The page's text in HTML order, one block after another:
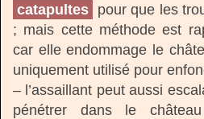
catapultes pour que les
; mais cette méthode est
car elle endommage le
uniquement utilisé pour
– l’assaillant peut aussi
pénétrer dans le